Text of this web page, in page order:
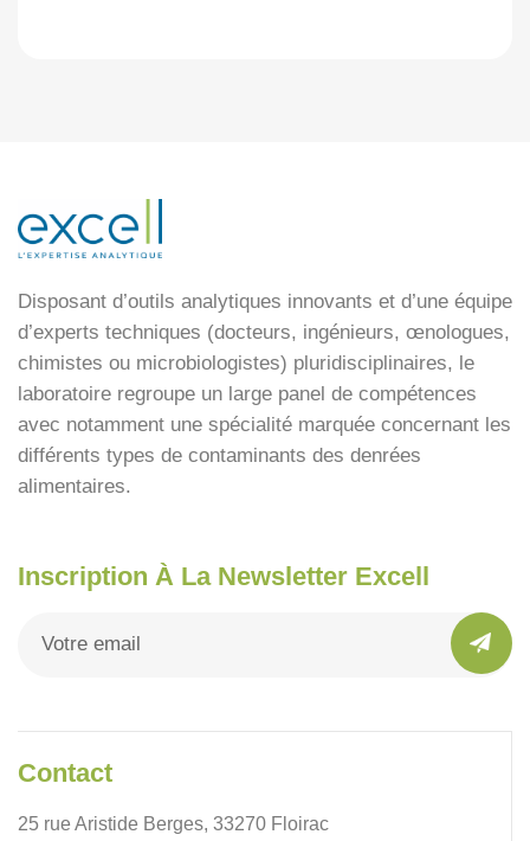
Disposant d’outils analytiques innovants et d’une équipe
d’experts techniques (docteurs, ingénieurs, œnologues,
chimistes ou microbiologistes) pluridisciplinaires, le
laboratoire regroupe un large panel de compétences
avec notamment une spécialité marquée concernant les
différents types de contaminants des denrées
alimentaires.
Inscription À La Newsletter Excell
Contact
25 rue Aristide Berges, 33270 Floirac